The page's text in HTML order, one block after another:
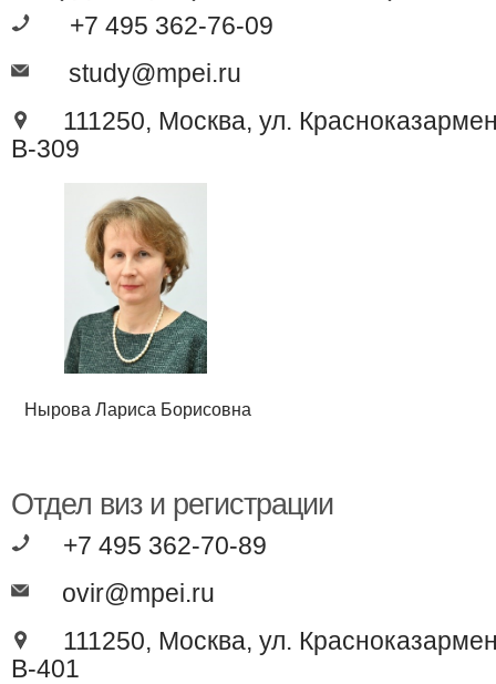
+7 495 362-76-09
study@mpei.ru
111250, Москва, ул.
В-309
Нырова Лариса Борисовна
Отдел виз и регистрац​​ии
+7 495 362-70-89
ovir@mpei.ru
111250, Москва, ул.
В-401